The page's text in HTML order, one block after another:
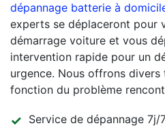
dépannage batterie à
experts se déplaceront pour
démarrage voiture et vous
intervention rapide pour un
urgence. Nous offrons
fonction du problème
Service de dépannage 7j/